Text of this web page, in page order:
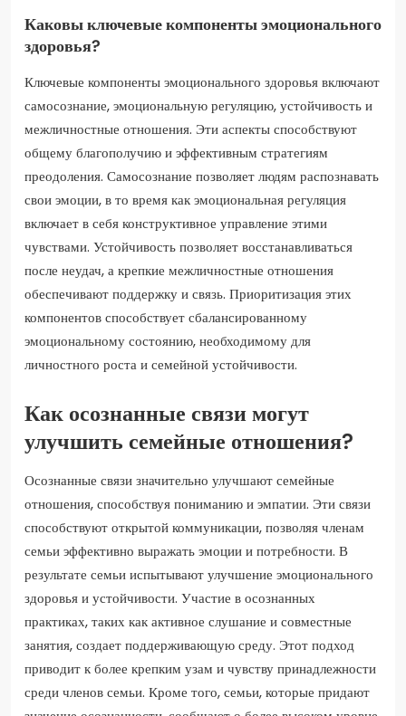
Каковы ключевые компоненты эмоционального
здоровья?
Ключевые компоненты эмоционального здоровья включают
самосознание, эмоциональную регуляцию, устойчивость и
межличностные отношения. Эти аспекты способствуют
общему благополучию и эффективным стратегиям
преодоления. Самосознание позволяет людям распознавать
свои эмоции, в то время как эмоциональная регуляция
включает в себя конструктивное управление этими
чувствами. Устойчивость позволяет восстанавливаться
после неудач, а крепкие межличностные отношения
обеспечивают поддержку и связь. Приоритизация этих
компонентов способствует сбалансированному
эмоциональному состоянию, необходимому для
личностного роста и семейной устойчивости.
Как осознанные связи могут
улучшить семейные отношения?
Осознанные связи значительно улучшают семейные
отношения, способствуя пониманию и эмпатии. Эти связи
способствуют открытой коммуникации, позволяя членам
семьи эффективно выражать эмоции и потребности. В
результате семьи испытывают улучшение эмоционального
здоровья и устойчивости. Участие в осознанных
практиках, таких как активное слушание и совместные
занятия, создает поддерживающую среду. Этот подход
приводит к более крепким узам и чувству принадлежности
среди членов семьи. Кроме того, семьи, которые придают